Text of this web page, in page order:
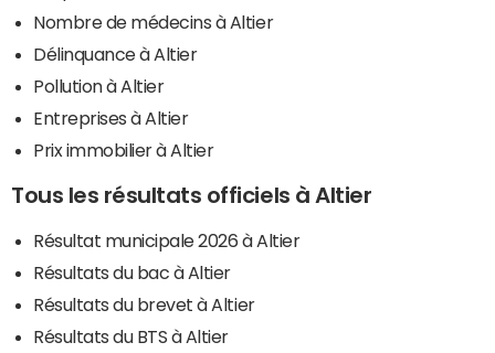
Nombre de médecins à Altier
Délinquance à Altier
Pollution à Altier
Entreprises à Altier
Prix immobilier à Altier
Tous les résultats officiels à Altier
Résultat municipale 2026 à Altier
Résultats du bac à Altier
Résultats du brevet à Altier
Résultats du BTS à Altier